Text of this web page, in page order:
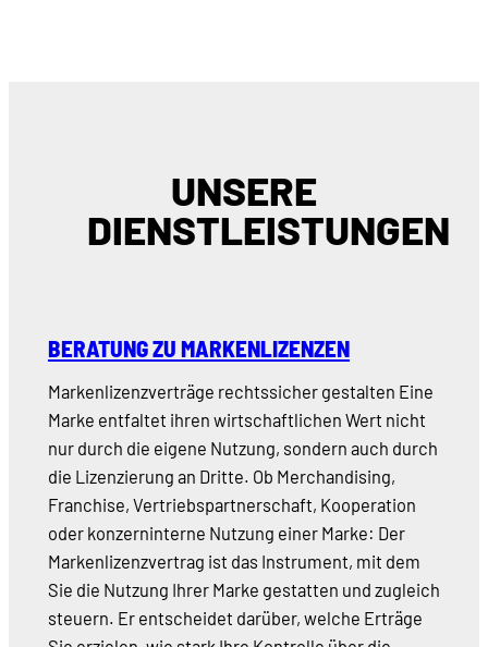
UNSERE
DIENSTLEISTUNGEN
BERATUNG ZU MARKENLIZENZEN
Markenlizenzverträge rechtssicher gestalten Eine
Marke entfaltet ihren wirtschaftlichen Wert nicht
nur durch die eigene Nutzung, sondern auch durch
die Lizenzierung an Dritte. Ob Merchandising,
Franchise, Vertriebspartnerschaft, Kooperation
oder konzerninterne Nutzung einer Marke: Der
Markenlizenzvertrag ist das Instrument, mit dem
Sie die Nutzung Ihrer Marke gestatten und zugleich
steuern. Er entscheidet darüber, welche Erträge